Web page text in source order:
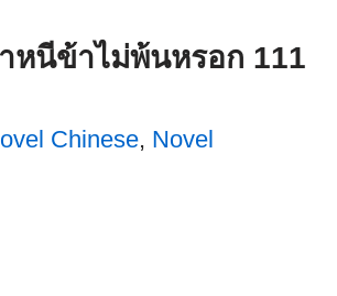
หนีข้าไม่พ้นหรอก 111
Chinese, Novel